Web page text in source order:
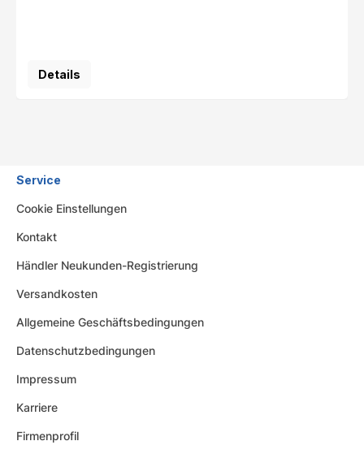
Details
Service
Cookie Einstellungen
Kontakt
Händler Neukunden-Registrierung
Versandkosten
Allgemeine Geschäftsbedingungen
Datenschutzbedingungen
Impressum
Karriere
Firmenprofil